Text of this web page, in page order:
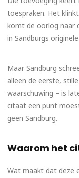
toespraken. Het
komt de oorlog naar
in Sandburgs
Maar Sandburg
alleen de eerste,
waarschuwing – is
citaat een punt
geen Sandburg.
Waarom het
Wat maakt dat deze